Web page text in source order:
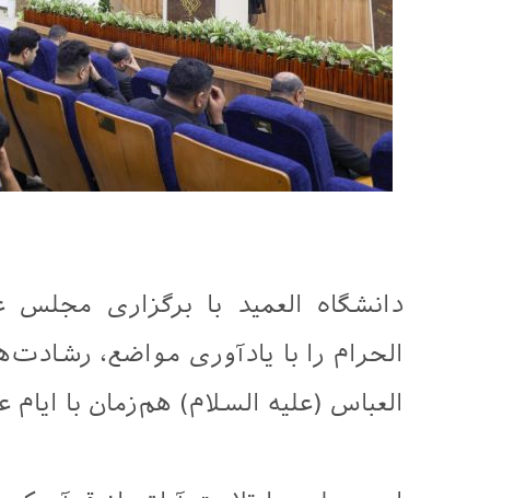
دانشگاه العمید با برگزاری
الحرام را با یادآوری مواضع،
العباس (علیه السلام) هم‌زمان با